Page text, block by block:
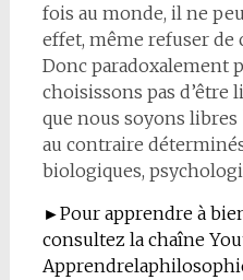
fois au monde, il ne
effet, même refuser de
Donc paradoxalement
choisissons pas d’être
que nous soyons libres
au contraire
biologiques,
►Pour apprendre à
consultez la chaîne